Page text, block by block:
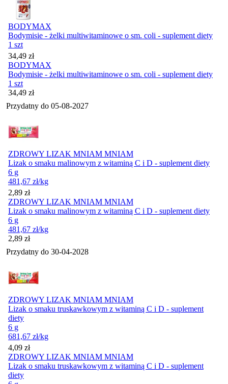
BODYMAX
Bodymisie - żelki multiwitaminowe o sm. coli - suplement diety
1 szt
Cena
34,49 zł
BODYMAX
Bodymisie - żelki multiwitaminowe o sm. coli - suplement diety
1 szt
Cena
34,49 zł
Przydatny do 05-08-2027
ZDROWY LIZAK MNIAM MNIAM
Lizak o smaku malinowym z witaminą C i D - suplement diety
6 g
481,67 zł/kg
Cena
2,89 zł
ZDROWY LIZAK MNIAM MNIAM
Lizak o smaku malinowym z witaminą C i D - suplement diety
6 g
481,67 zł/kg
Cena
2,89 zł
Przydatny do 30-04-2028
ZDROWY LIZAK MNIAM MNIAM
Lizak o smaku truskawkowym z witaminą C i D - suplement
diety
6 g
681,67 zł/kg
Cena
4,09 zł
ZDROWY LIZAK MNIAM MNIAM
Lizak o smaku truskawkowym z witaminą C i D - suplement
diety